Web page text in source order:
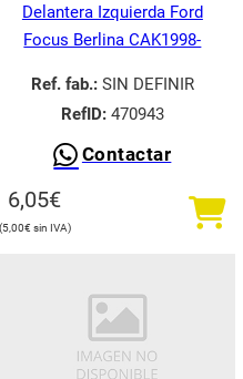
Delantera Izquierda Ford
Focus Berlina CAK1998-
Ref. fab.:SIN DEFINIR
RefID:470943
Contactar
6,05€
5,00€